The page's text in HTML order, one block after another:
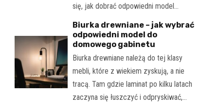
się, jak dobrać odpowiedni model…
Biurka drewniane – jak wybrać
odpowiedni model do
domowego gabinetu
Biurka drewniane należą do tej klasy
mebli, które z wiekiem zyskują, a nie
tracą. Tam gdzie laminat po kilku latach
zaczyna się łuszczyć i odpryskiwać,…